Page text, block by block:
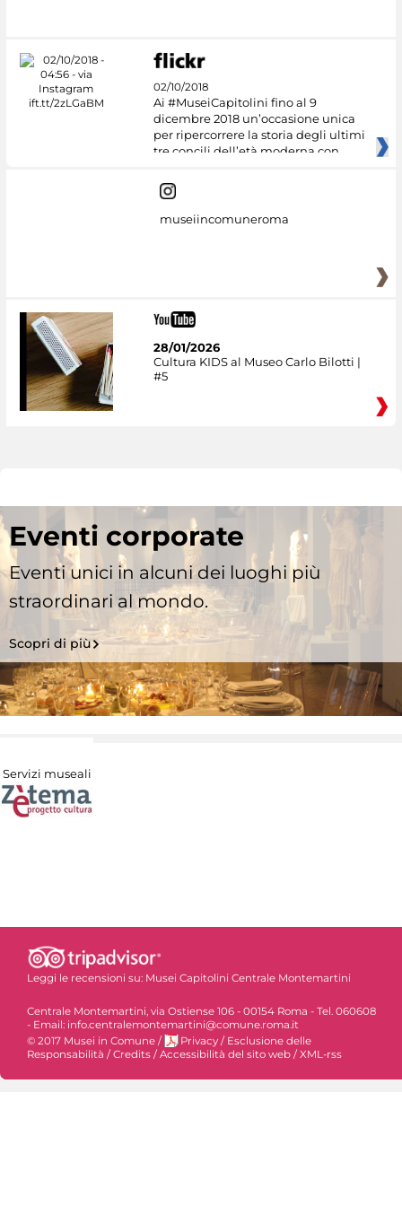
02/10/2018
Ai #MuseiCapitolini fino al 9
dicembre 2018 un’occasione unica
per ripercorrere la storia degli ultimi
tre concili dell’età moderna con
museiincomuneroma
28/01/2026
Cultura KIDS al Museo Carlo Bilotti |
#5
Eventi corporate
Eventi unici in alcuni dei luoghi più
straordinari al mondo.
Scopri di più
Servizi museali
Leggi le recensioni su: Musei Capitolini Centrale Montemartini
Centrale Montemartini, via Ostiense 106 - 00154 Roma - Tel. 060608
- Email: info.centralemontemartini@comune.roma.it
© 2017 Musei in Comune / Privacy / Esclusione delle
Responsabilità /Credits /Accessibilità del sito web /XML-rss